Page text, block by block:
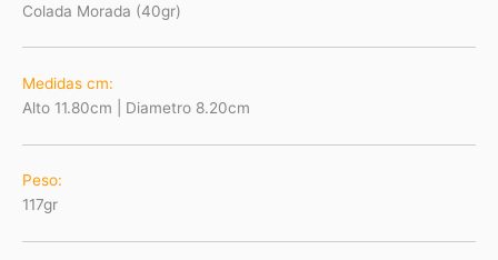
Colada Morada (40gr)
Medidas cm:
Alto 11.80cm | Diametro 8.20cm
Peso:
117gr